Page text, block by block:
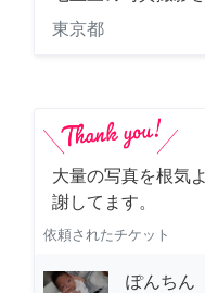
東京都
大量の写真を根気
謝してます。
依頼されたチケット
ぽんちん